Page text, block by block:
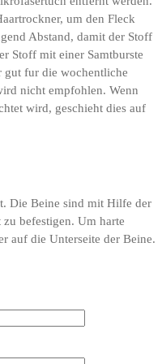
um den Fleck
Abstand, damit der Stoff
Stoff mit einer Samtburste
gut fur die wochentliche
nicht empfohlen. Wenn
wird, geschieht dies auf
Die Beine sind mit Hilfe der
befestigen. Um harte
auf die Unterseite der Beine.